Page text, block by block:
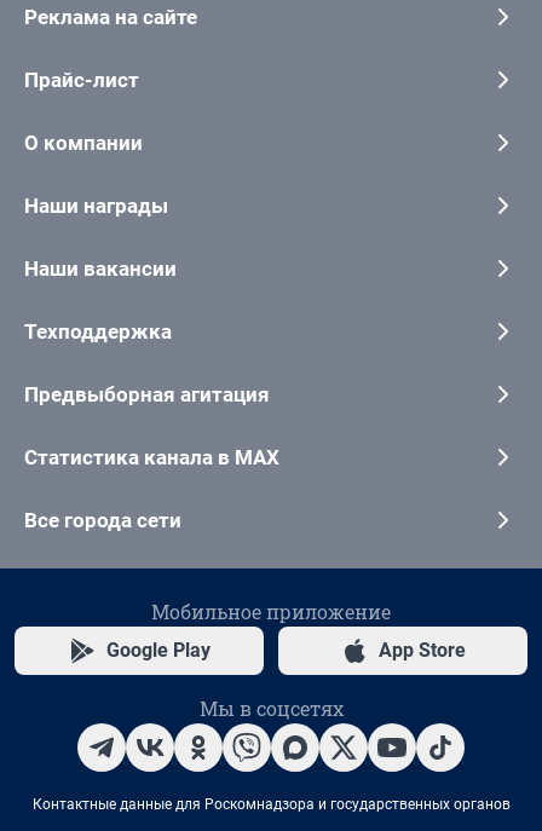
Реклама на сайте
Прайс-лист
О компании
Наши награды
Наши вакансии
Техподдержка
Предвыборная агитация
Статистика канала в MAX
Все города сети
Мобильное приложение
Google Play App Store
Мы в соцсетях
Контактные данные для Роскомнадзора и государственных органов